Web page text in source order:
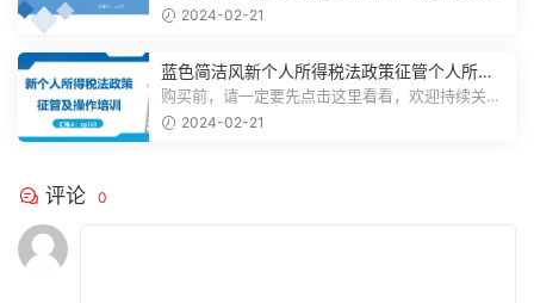
注，精彩模板每天推送预览结束，一共3...
2024-02-21
蓝色简洁风新个人所得税法政策征管个人所得
税PPT模板
购买前，请一定要先点击这里看看，欢迎持续关
注，精彩模板每天推送预览结束，一共7...
2024-02-21
评论 0